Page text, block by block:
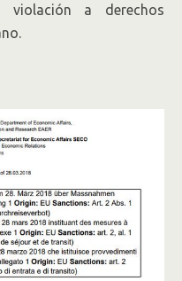
violación a derechos